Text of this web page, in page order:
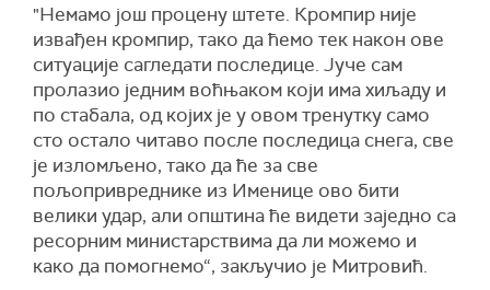
"Немамо још процену штете. Кромпир није
извађен кромпир, тако да ћемо тек након ове
ситуације сагледати последице. Јуче сам
пролазио једним воћњаком који има хиљаду и
по стабала, од којих је у овом тренутку само
сто остало читаво после последица снега, све
је изломљено, тако даће за све
пољопривреднике из Именице ово бити
велики удар, али општина ће видети заједно са
ресорним министарствима да ли можемо и
како да помогнемо“, закључио је Митровић.